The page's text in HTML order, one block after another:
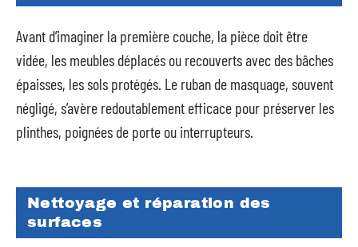
Avant d’imaginer la première couche, la pièce doit être
vidée, les meubles déplacés ou recouverts avec des bâches
épaisses, les sols protégés. Le ruban de masquage, souvent
négligé, s’avère redoutablement efficace pour préserver les
plinthes, poignées de porte ou interrupteurs.
Nettoyage et réparation des
surfaces